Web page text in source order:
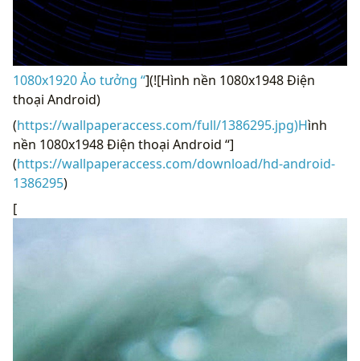
1080x1920 Ảo tưởng “](![Hình nền 1080x1948 Điện
thoại Android)
(https://wallpaperaccess.com/full/1386295.jpg)Hình
nền 1080x1948 Điện thoại Android “]
(https://wallpaperaccess.com/download/hd-android-
1386295)
[